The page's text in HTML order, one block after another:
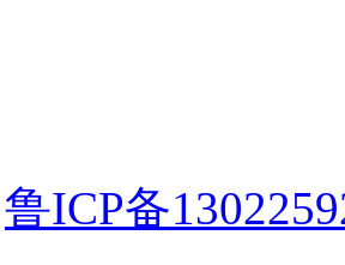
鲁ICP备